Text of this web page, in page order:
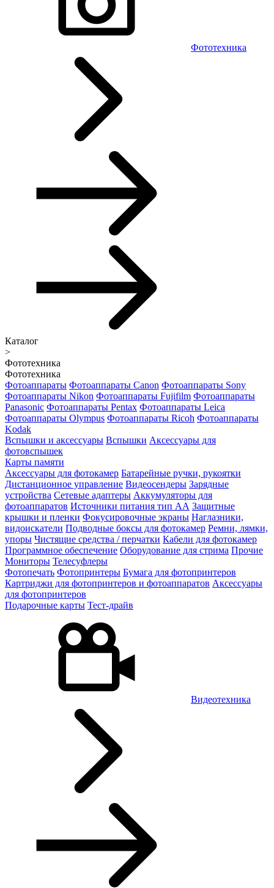
Фототехника
Каталог
>
Фототехника
Фототехника
Фотоаппараты Фотоаппараты Canon Фотоаппараты Sony
Фотоаппараты Nikon Фотоаппараты Fujifilm Фотоаппараты
Panasonic Фотоаппараты Pentax Фотоаппараты Leica
Фотоаппараты Olympus Фотоаппараты Ricoh Фотоаппараты
Kodak
Вспышки и аксессуары Вспышки Аксессуары для
фотовспышек
Карты памяти
Аксессуары для фотокамер Батарейные ручки, рукоятки
Дистанционное управление Видеосендеры Зарядные
устройства Сетевые адаптеры Аккумуляторы для
фотоаппаратов Источники питания тип АА Защитные
крышки и пленки Фокусировочные экраны Наглазники,
видоискатели Подводные боксы для фотокамер Ремни, лямки,
упоры Чистящие средства / перчатки Кабели для фотокамер
Программное обеспечение Оборудование для стрима Прочие
Мониторы Телесуфлеры
Фотопечать Фотопринтеры Бумага для фотопринтеров
Картриджи для фотопринтеров и фотоаппаратов Аксессуары
для фотопринтеров
Подарочные карты Тест-драйв
Видеотехника